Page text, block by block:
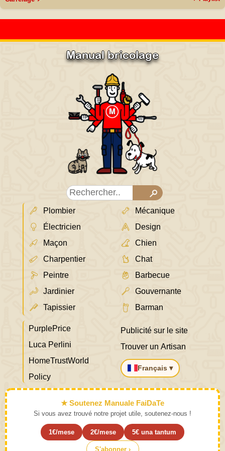
Manual bricolage
Plombier
Électricien
Maçon
Charpentier
Peintre
Jardinier
Tapissier
Mécanique
Design
Chien
Chat
Barbecue
Gouvernante
Barman
PurplePrice
Luca Perlini
HomeTrustWorld
Policy
Publicité sur le site
Trouver un Artisan
Français ▾
★ Soutenez Manuale FaiDaTe
Si vous avez trouvé notre projet utile, soutenez-nous !
1€/mese 2€/mese 5€ una tantum
S'abonner ›